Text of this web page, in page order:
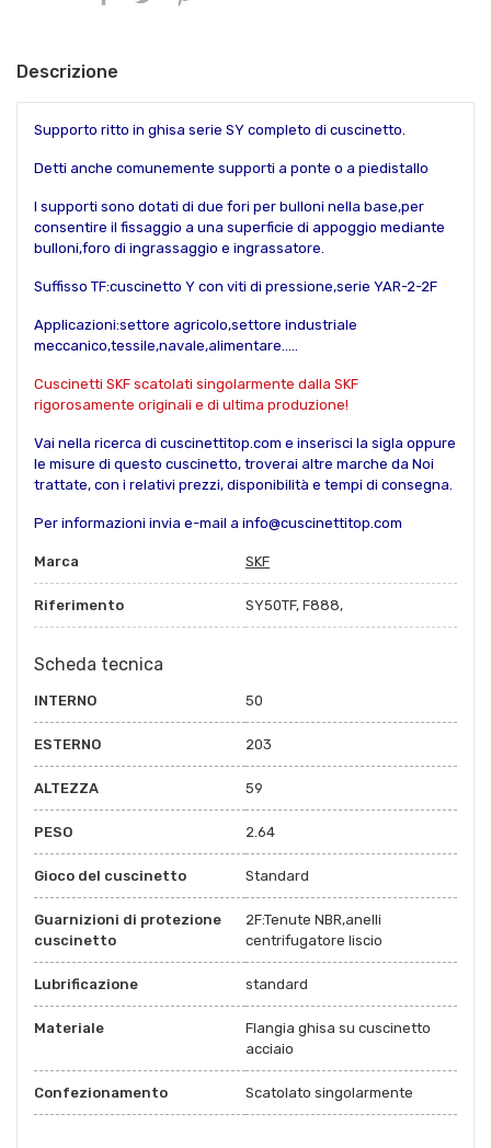
Descrizione
Supporto ritto in ghisa serie SY completo di cuscinetto.
Detti anche comunemente supporti a ponte o a piedistallo
I supporti sono dotati di due fori per bulloni nella base,per
consentire il fissaggio a una superficie di appoggio mediante
bulloni,foro di ingrassaggio e ingrassatore.
Suffisso TF:cuscinetto Y con viti di pressione,serie YAR-2-2F
Applicazioni:settore agricolo,settore industriale
meccanico,tessile,navale,alimentare.....
Cuscinetti SKF scatolati singolarmente dalla SKF
rigorosamente originali e di ultima produzione!
Vai nella ricerca di cuscinettitop.com e inserisci la sigla oppure
le misure di questo cuscinetto, troverai altre marche da Noi
trattate, con i relativi prezzi, disponibilità e tempi di consegna.
Per informazioni invia e-mail a info@cuscinettitop.com
Marca SKF
Riferimento SY50TF, F888,
Scheda tecnica
INTERNO 50
ESTERNO 203
ALTEZZA 59
PESO 2.64
Gioco del cuscinetto Standard
Guarnizioni di protezione
cuscinetto
2F:Tenute NBR,anelli
centrifugatore liscio
Lubrificazione standard
Materiale
Flangia ghisa su cuscinetto
acciaio
Confezionamento Scatolato singolarmente